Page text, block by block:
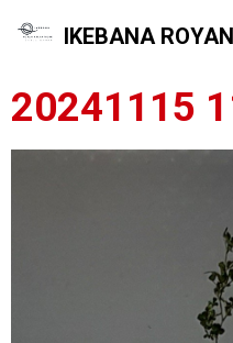
IKEBANA
20241115